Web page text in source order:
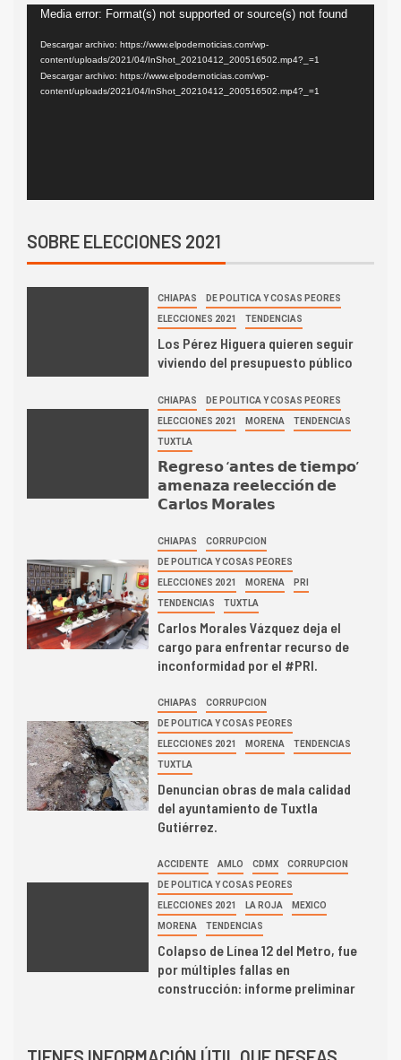
Reproductor
de
vídeo
Media error: Format(s) not supported or source(s) not found
Descargar archivo: https://www.elpodernoticias.com/wp-
content/uploads/2021/04/InShot_20210412_200516502.mp4?_=1
Descargar archivo: https://www.elpodernoticias.com/wp-
content/uploads/2021/04/InShot_20210412_200516502.mp4?_=1
SOBRE ELECCIONES 2021
CHIAPAS DE POLITICA Y COSAS PEORES
ELECCIONES 2021 TENDENCIAS
Los Pérez Higuera quieren seguir
viviendo del presupuesto público
CHIAPAS DE POLITICA Y COSAS PEORES
ELECCIONES 2021 MORENA TENDENCIAS
TUXTLA
𝗥𝗲𝗴𝗿𝗲𝘀𝗼 ‘𝗮𝗻𝘁𝗲𝘀 𝗱𝗲 𝘁𝗶𝗲𝗺𝗽𝗼’
𝗮𝗺𝗲𝗻𝗮𝘇𝗮 𝗿𝗲𝗲𝗹𝗲𝗰𝗰𝗶𝗼́𝗻 𝗱𝗲
𝗖𝗮𝗿𝗹𝗼𝘀 𝗠𝗼𝗿𝗮𝗹𝗲𝘀
CHIAPAS CORRUPCION
DE POLITICA Y COSAS PEORES
ELECCIONES 2021 MORENA PRI
TENDENCIAS TUXTLA
Carlos Morales Vázquez deja el
cargo para enfrentar recurso de
inconformidad por el #PRI.
CHIAPAS CORRUPCION
DE POLITICA Y COSAS PEORES
ELECCIONES 2021 MORENA TENDENCIAS
TUXTLA
Denuncian obras de mala calidad
del ayuntamiento de Tuxtla
Gutiérrez.
ACCIDENTE AMLO CDMX CORRUPCION
DE POLITICA Y COSAS PEORES
ELECCIONES 2021 LA ROJA MEXICO
MORENA TENDENCIAS
Colapso de Línea 12 del Metro, fue
por múltiples fallas en
construcción: informe preliminar